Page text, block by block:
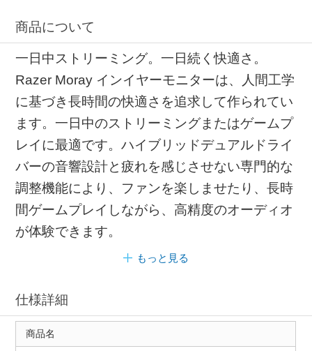
商品について
一日中ストリーミング。一日続く快適さ。
Razer Moray インイヤーモニターは、人間工学
に基づき長時間の快適さを追求して作られてい
ます。一日中のストリーミングまたはゲームプ
レイに最適です。ハイブリッドデュアルドライ
バーの音響設計と疲れを感じさせない専門的な
調整機能により、ファンを楽しませたり、長時
間ゲームプレイしながら、高精度のオーディオ
が体験できます。
もっと見る
仕様詳細
商品名